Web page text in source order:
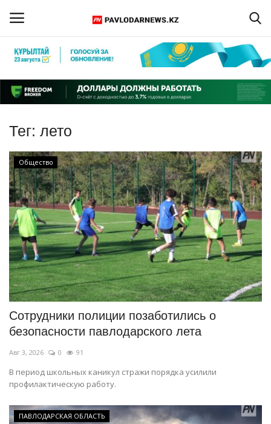
Регистрация
Главная
Обратная связь
ПАВЛОДАРСКАЯ ОБЛАСТЬ
КАЗАХСТАН
МИР
СПЕЦПРОЕКТЫ
СПОРТ
Чек-лист
РАЗВЛЕЧЕНИЯ
OFFICIAL
Курултай
Тег: лето
Общество
Сотрудники полиции позаботились о
безопасности павлодарского лета
Авг 3, 2026 0 91
В период школьных каникул стражи порядка усилили
профилактическую работу.
ПАВЛОДАРСКАЯ ОБЛАСТЬ